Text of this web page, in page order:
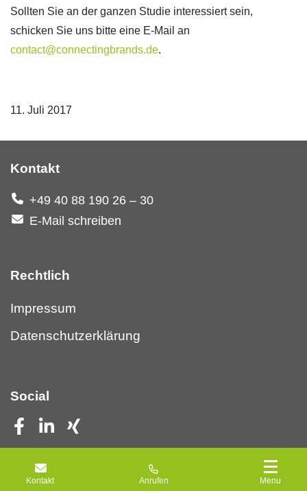
Kontakt Anrufen Menu
Sollten Sie an der ganzen Studie interessiert sein,
schicken Sie uns bitte eine E-Mail an
contact@connectingbrands.de.
11. Juli 2017
Kontakt
+49 40 88 190 26 – 30
E-Mail schreiben
Rechtlich
Impressum
Datenschutzerklärung
Social